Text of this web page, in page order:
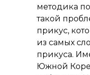
методика
такой
прикус,
из самых
прикуса.
Южной